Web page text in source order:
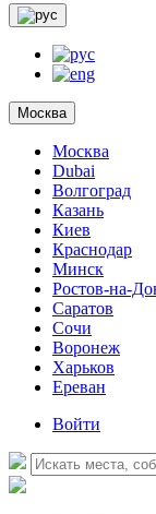
Москва
Москва
Dubai
Волгоград
Казань
Киев
Краснодар
Минск
Ростов-на-
Саратов
Сочи
Воронеж
Харьков
Ереван
Войти